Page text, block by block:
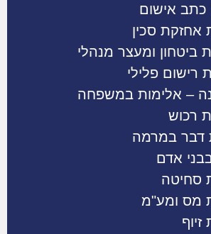
כתב אישום
אחזקת סכין
ביטחון ומעצר מנהלי
רישום פלילי
– אלימות במשפחה
רכוש
דבר במרמה
אדם
סחיטה
מס ומע"מ